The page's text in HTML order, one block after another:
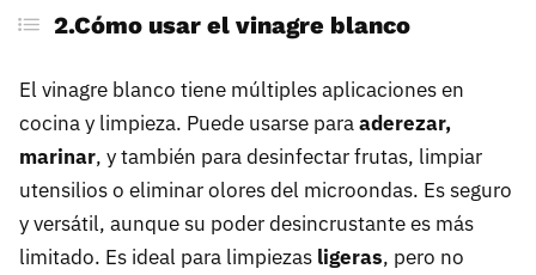
2.Cómo usar el vinagre blanco
El vinagre blanco tiene múltiples aplicaciones en
cocina y limpieza. Puede usarse paraaderezar,
marinar, y también para desinfectar frutas, limpiar
utensilios o eliminar olores del microondas. Es seguro
y versátil, aunque su poder desincrustante es más
limitado. Es ideal para limpiezas ligeras, pero no